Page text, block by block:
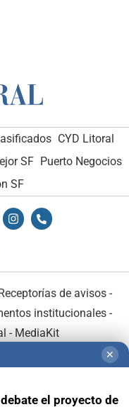
CYD Litoral
SF Puerto Negocios
SF
de avisos -
institucionales-
- MediaKit
✕
el proyecto de